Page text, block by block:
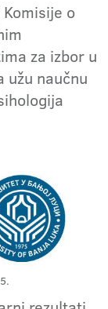
o
za izbor u
užu naučnu